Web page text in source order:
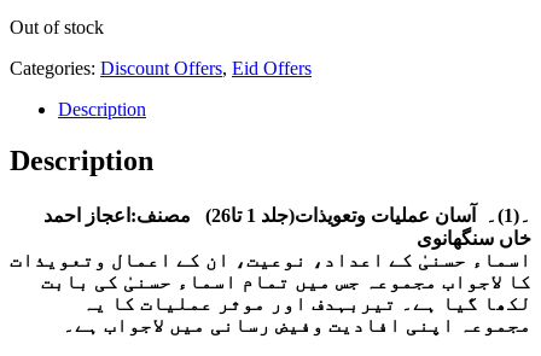
Out of stock
Categories: Discount Offers, Eid Offers
Description
Description
۔(1)۔ آسان عملیات وتعویذات(جلد 1 تا26) مصنف:اعجاز احمد
خاں سنگھانوی
اسماء حسنیٰ کے اعداد، نوعیت، ان کے اعمال وتعویذات
کا لاجواب مجموعہ جس میں تمام اسماء حسنیٰ کی بابت
لکھا گیا ہے۔ تیربہدف اور موثر عملیات کا یہ
مجموعہ اپنی افادیت وفیض رسانی میں لاجواب ہے۔